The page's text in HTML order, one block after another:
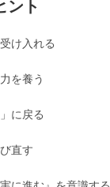
ント
け入れる
を養う
に戻る
直す